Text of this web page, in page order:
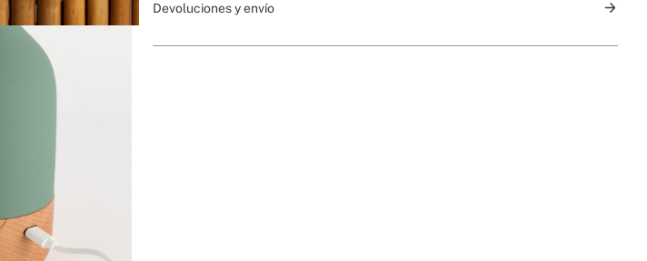
Devoluciones y envío